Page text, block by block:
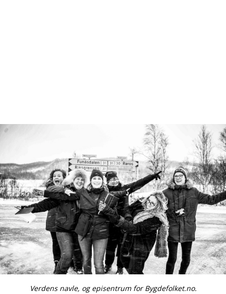
Verdens navle, og episentrum for Bygdefolket.no.